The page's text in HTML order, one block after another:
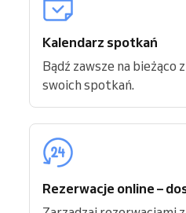
Kalendarz spotkań
Bądź zawsze na bieżąco
swoich spotkań.
Rezerwacje online –